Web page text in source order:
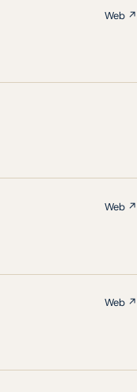
Web ↗
Web ↗
Web ↗